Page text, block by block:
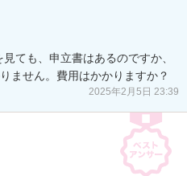
ても、申立書はあるのですか、
ません。費用はかかりますか？
2025年2月5日 23:39